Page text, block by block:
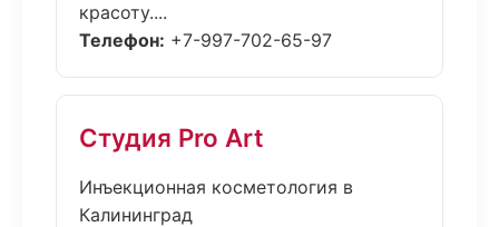
красоту....
Телефон: +7-997-702-65-97
Студия Pro Art
Инъекционная косметология в
Калининград